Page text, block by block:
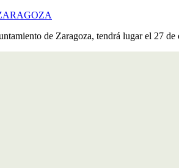
de Zaragoza, tendrá lugar el 27